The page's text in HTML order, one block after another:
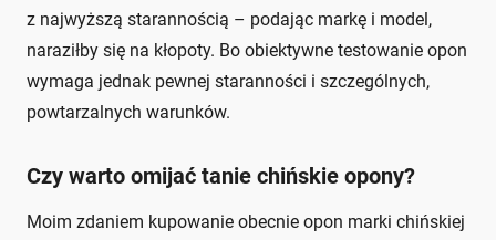
z najwyższą starannością – podając markę i model,
naraziłby się na kłopoty. Bo obiektywne testowanie opon
wymaga jednak pewnej staranności i szczególnych,
powtarzalnych warunków.
Czy warto omijać tanie chińskie opony?
Moim zdaniem kupowanie obecnie opon marki chińskiej